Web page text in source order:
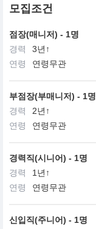
모집조건
점장(매니저) - 1명
경력
3년↑
연령
연령무관
부점장(부매니저) - 1명
경력
2년↑
연령
연령무관
경력직(시니어) - 1명
경력
1년↑
연령
연령무관
신입직(주니어) - 1명